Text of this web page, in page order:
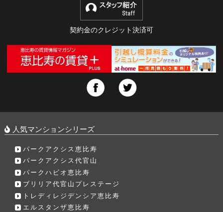
契約金のクレジット決済可
人気マンションシリーズ
パークアクシス恵比寿
パークアクシス代官山
パークハビオ恵比寿
ブリリア代官山プレステージ
トレディレジデンシア恵比寿
エルスタンザ恵比寿